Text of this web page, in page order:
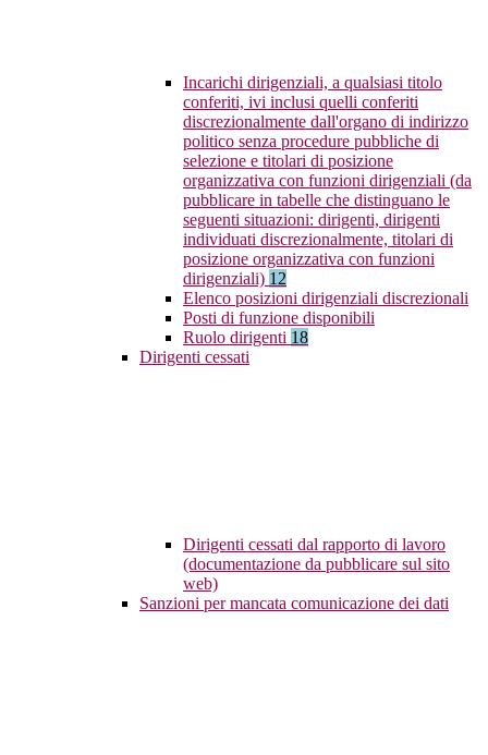
Incarichi dirigenziali, a qualsiasi titolo
conferiti, ivi inclusi quelli conferiti
discrezionalmente dall'organo di indirizzo
politico senza procedure pubbliche di
selezione e titolari di posizione
organizzativa con funzioni dirigenziali (da
pubblicare in tabelle che distinguano le
seguenti situazioni: dirigenti, dirigenti
individuati discrezionalmente, titolari di
posizione organizzativa con funzioni
dirigenziali) 12
Elenco posizioni dirigenziali discrezionali
Posti di funzione disponibili
Ruolo dirigenti 18
Dirigenti cessati
Dirigenti cessati dal rapporto di lavoro
(documentazione da pubblicare sul sito
web)
Sanzioni per mancata comunicazione dei dati